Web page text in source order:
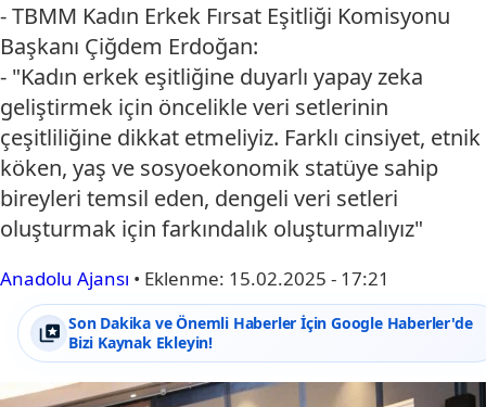
- TBMM Kadın Erkek Fırsat Eşitliği Komisyonu
Başkanı Çiğdem Erdoğan:
- "Kadın erkek eşitliğine duyarlı yapay zeka
geliştirmek için öncelikle veri setlerinin
çeşitliliğine dikkat etmeliyiz. Farklı cinsiyet, etnik
köken, yaş ve sosyoekonomik statüye sahip
bireyleri temsil eden, dengeli veri setleri
oluşturmak için farkındalık oluşturmalıyız"
Anadolu Ajansı • Eklenme: 15.02.2025 - 17:21
Son Dakika ve Önemli Haberler İçin Google Haberler'de
Bizi Kaynak Ekleyin!